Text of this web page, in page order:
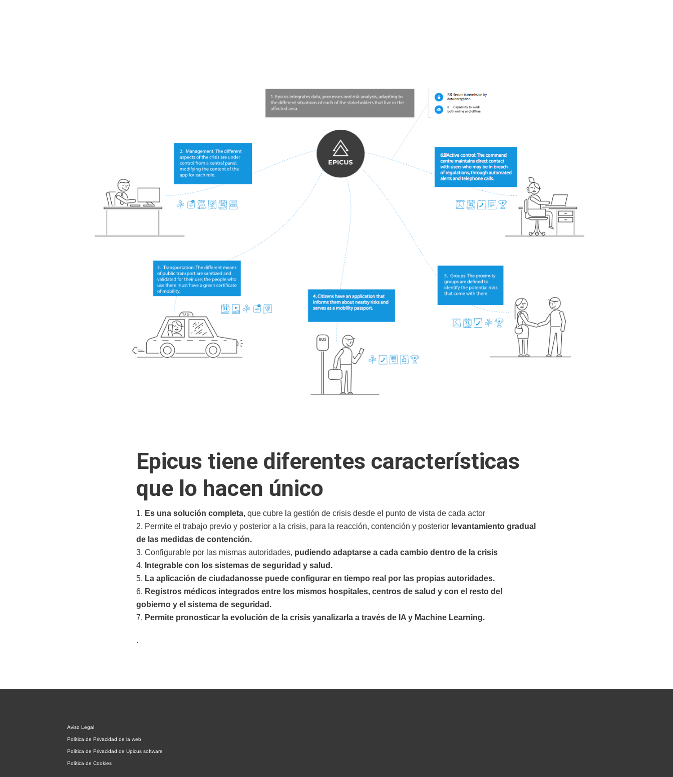
Epicus tiene diferentes características
que lo hacen único
Es una solución completa, que cubre la gestión de crisis desde el punto de vista de cada actor
Permite el trabajo previo y posterior a la crisis, para la reacción, contención y posterior levantamiento gradual
de las medidas de contención.
Configurable por las mismas autoridades, pudiendo adaptarse a cada cambio dentro de la crisis
Integrable con los sistemas de seguridad y salud.
La aplicación de ciudadanosse puede configurar en tiempo real por las propias autoridades.
Registros médicos integrados entre los mismos hospitales, centros de salud y con el resto del
gobierno y el sistema de seguridad.
Permite pronosticar la evolución de la crisis yanalizarla a través de IA y Machine Learning.
.
Aviso Legal
Política de Privacidad de la web
Política de Privacidad de Upicus software
Política de Cookies